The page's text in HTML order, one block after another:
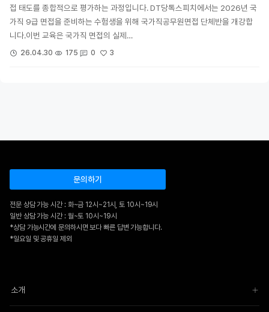
접 태도를 종합적으로 평가하는 과정입니다. DT당톡스피치에서는 2026년 국
가직 9급 면접을 준비하는 수험생을 위해 국가직공무원면접 단체반을 개강합
니다.이번 교육은 국가직 면접의 실제…
26.04.30 175 0 3
문의하기
전문 상담 가능 시간 : 화~금 12시~21시, 토 10시~19시
일반 상담 가능 시간 : 월~토 10시~19시
*상담 가능시간에 문의하시면 보다 빠른 답변 가능합니다.
*일요일 및 공휴일 제외
소개